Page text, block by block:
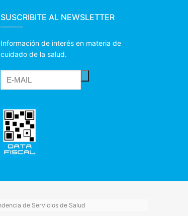
SUSCRIBITE AL NEWSLETTER
Información de interés en materia de
cuidado de la salud.
de Servicios de Salud